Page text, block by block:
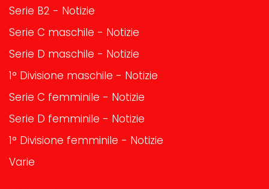
Serie B2 - Notizie
Serie C maschile - Notizie
Serie D maschile - Notizie
1° Divisione maschile - Notizie
Serie C femminile - Notizie
Serie D femminile - Notizie
1° Divisione femminile - Notizie
Varie